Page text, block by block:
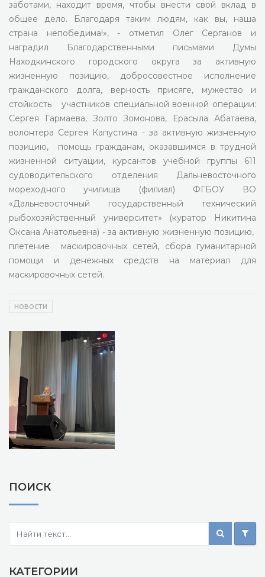
заботами, находит время, чтобы внести свой вклад в
общее дело. Благодаря таким людям, как вы, наша
страна непобедима!», - отметил Олег Серганов и
наградил Благодарственными письмами Думы
Находкинского городского округа за активную
жизненную позицию, добросовестное исполнение
гражданского долга, верность присяге, мужество и
стойкость участников специальной военной операции:
Сергея Гармаева, Золто Зомонова, Ерасыла Абатаева,
волонтера Сергея Капустина - за активную жизненную
позицию, помощь гражданам, оказавшимся в трудной
жизненной ситуации, курсантов учебной группы 611
судоводительского отделения Дальневосточного
мореходного училища (филиал) ФГБОУ ВО
«Дальневосточный государственный технический
рыбохозяйственный университет» (куратор Никитина
Оксана Анатольевна) - за активную жизненную позицию,
плетение маскировочных сетей, сбора гуманитарной
помощи и денежных средств на материал для
маскировочных сетей.
НОВОСТИ
ПОИСК
КАТЕГОРИИ